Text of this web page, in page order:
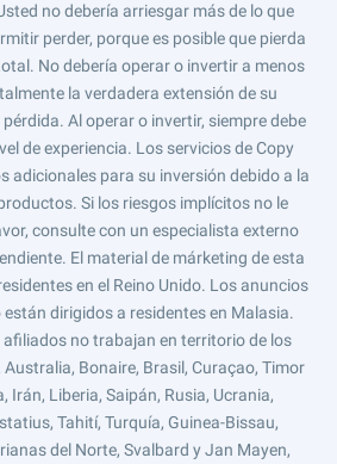
no debería arriesgar más de lo que
perder, porque es posible que pierda
No debería operar o invertir a menos
la verdadera extensión de su
Al operar o invertir, siempre debe
de experiencia. Los servicios de Copy
adicionales para su inversión debido a la
Si los riesgos implícitos no le
consulte con un especialista externo
El material de márketing de esta
en el Reino Unido. Los anuncios
dirigidos a residentes en Malasia.
afiliados no trabajan en territorio de los
Australia, Bonaire, Brasil, Curaçao, Timor
Irán, Liberia, Saipán, Rusia, Ucrania,
Tahití, Turquía, Guinea-Bissau,
del Norte, Svalbard y Jan Mayen,